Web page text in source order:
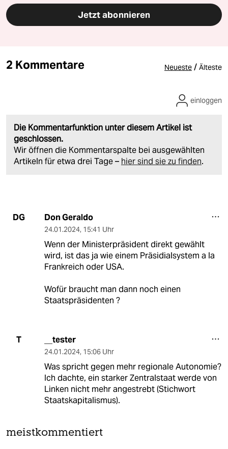
Jetzt abonnieren
2 Kommentare Neueste / Älteste
Die Kommentarfunktion unter diesem Artikel ist
geschlossen.
Wir öffnen die Kommentarspalte bei ausgewählten
Artikeln für etwa drei Tage – hier sind sie zu finden.
einloggen
DG Don Geraldo
24.01.2024, 15:41 Uhr
Wenn der Ministerpräsident direkt gewählt
wird, ist das ja wie einem Präsidialsystem a la
Frankreich oder USA.
Wofür braucht man dann noch einen
Staatspräsidenten ?
T __tester
24.01.2024, 15:06 Uhr
Was spricht gegen mehr regionale Autonomie?
Ich dachte, ein starker Zentralstaat werde von
Linken nicht mehr angestrebt (Stichwort
Staatskapitalismus).
meistkommentiert